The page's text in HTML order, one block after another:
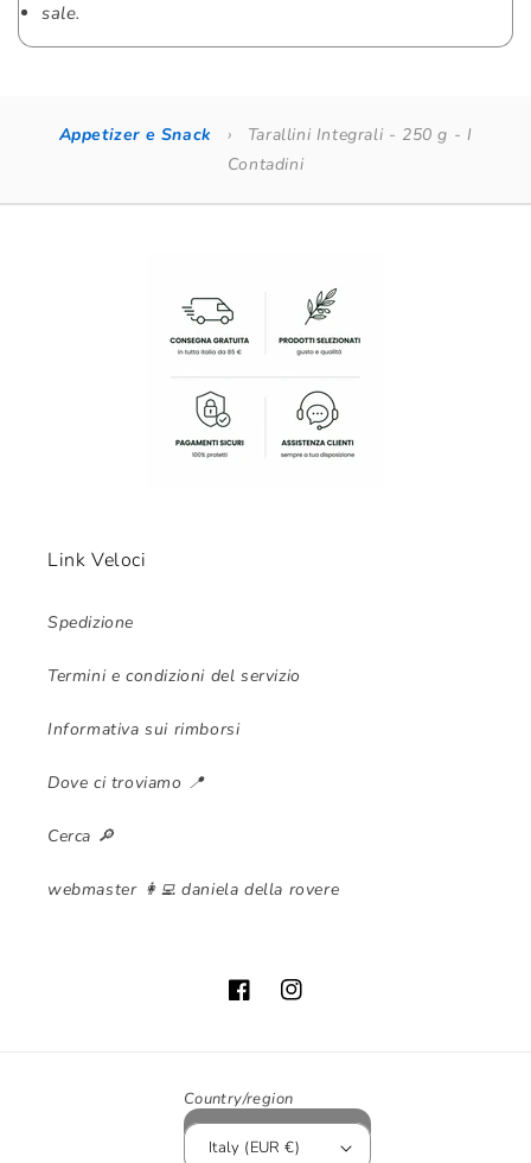
sale.
Appetizer e Snack ›
Tarallini Integrali - 250 g - I
Contadini
Link Veloci
Spedizione
Termini e condizioni del servizio
Informativa sui rimborsi
Dove ci troviamo 📍
Cerca 🔎
webmaster 👩‍💻 daniela della rovere
FacebookInstagram
Country/region
Italy (EUR €)